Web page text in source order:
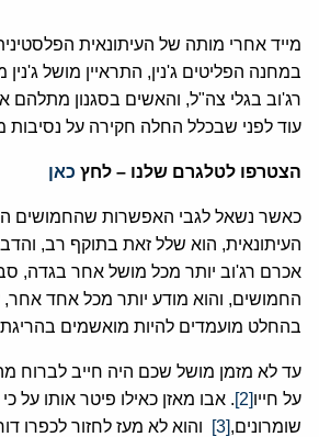
מייד אחרי מותה של העיתונאית
במחנה הפליטים ג'נין, התראיין מושל
רג'וב בגלי צה"ל, והאשים בסגנון
עוד לפני שבכלל החלה חקירה על נסיבות
הצטרפו לטלגרם שלנו – לחץ כאן
כאשר נשאל לגבי האפשרות שהחמושים
העיתונאית, הוא שלל זאת בתוקף רב,
אכרם רג'וב יותר מכל מושל אחר בגדה,
החמושים, והוא מודע יותר מכל אחד
בהחלט מועמדים להיות מואשמים
עד לא מזמן מושל שכם היה חייב לברוח
על חייו[2]
. אבו מאזן כאילו פיטר אותו על
שומרונים,[3]
והוא לא מעז לחזור לכפרו